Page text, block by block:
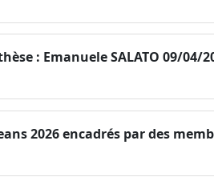
: Emanuele SALATO 09/04/
2026 encadrés par des